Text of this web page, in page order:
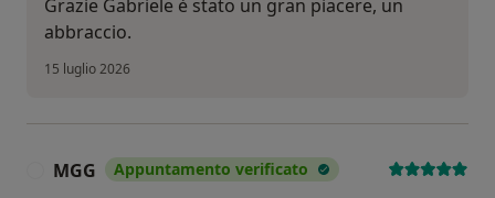
Grazie Gabriele è stato un gran piacere, un
abbraccio.
15 luglio 2026
MGG Appuntamento verificato